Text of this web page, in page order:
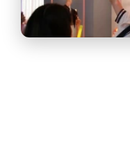
공지사항&이벤트